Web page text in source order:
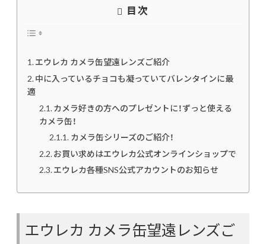
目次
エウレカ カメラ缶望遠レンズご紹介
中に入っているチョコも凝っていてバレンタインに最
適
カメラ好きの方へのプレゼントに！ずっと使える
カメラ缶！
カメラ缶シリーズのご紹介！
お買い求めはエウレカ公式オンラインショップで
エウレカ各種SNS公式アカウントのお知らせ
エウレカ カメラ缶望遠レンズご